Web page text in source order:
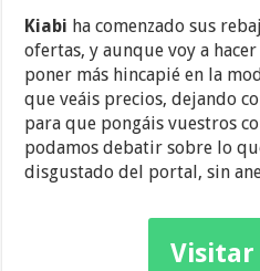
Kiabi ha comenzado sus
ofertas, y aunque voy a
poner más hincapié en la
que veáis precios, dejando
para que pongáis vuestros
podamos debatir sobre lo
disgustado del portal, sin
Visitar